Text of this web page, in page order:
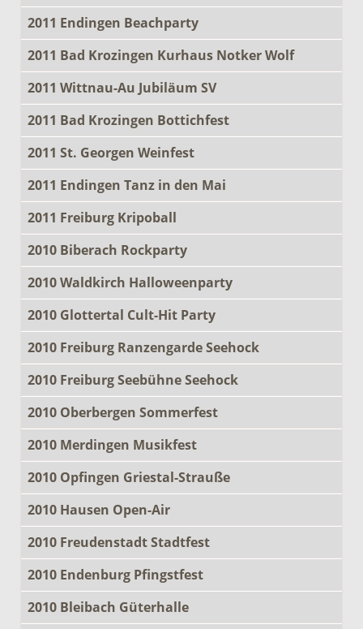
2011 Endingen Beachparty
2011 Bad Krozingen Kurhaus Notker Wolf
2011 Wittnau-Au Jubiläum SV
2011 Bad Krozingen Bottichfest
2011 St. Georgen Weinfest
2011 Endingen Tanz in den Mai
2011 Freiburg Kripoball
2010 Biberach Rockparty
2010 Waldkirch Halloweenparty
2010 Glottertal Cult-Hit Party
2010 Freiburg Ranzengarde Seehock
2010 Freiburg Seebühne Seehock
2010 Oberbergen Sommerfest
2010 Merdingen Musikfest
2010 Opfingen Griestal-Strauße
2010 Hausen Open-Air
2010 Freudenstadt Stadtfest
2010 Endenburg Pfingstfest
2010 Bleibach Güterhalle